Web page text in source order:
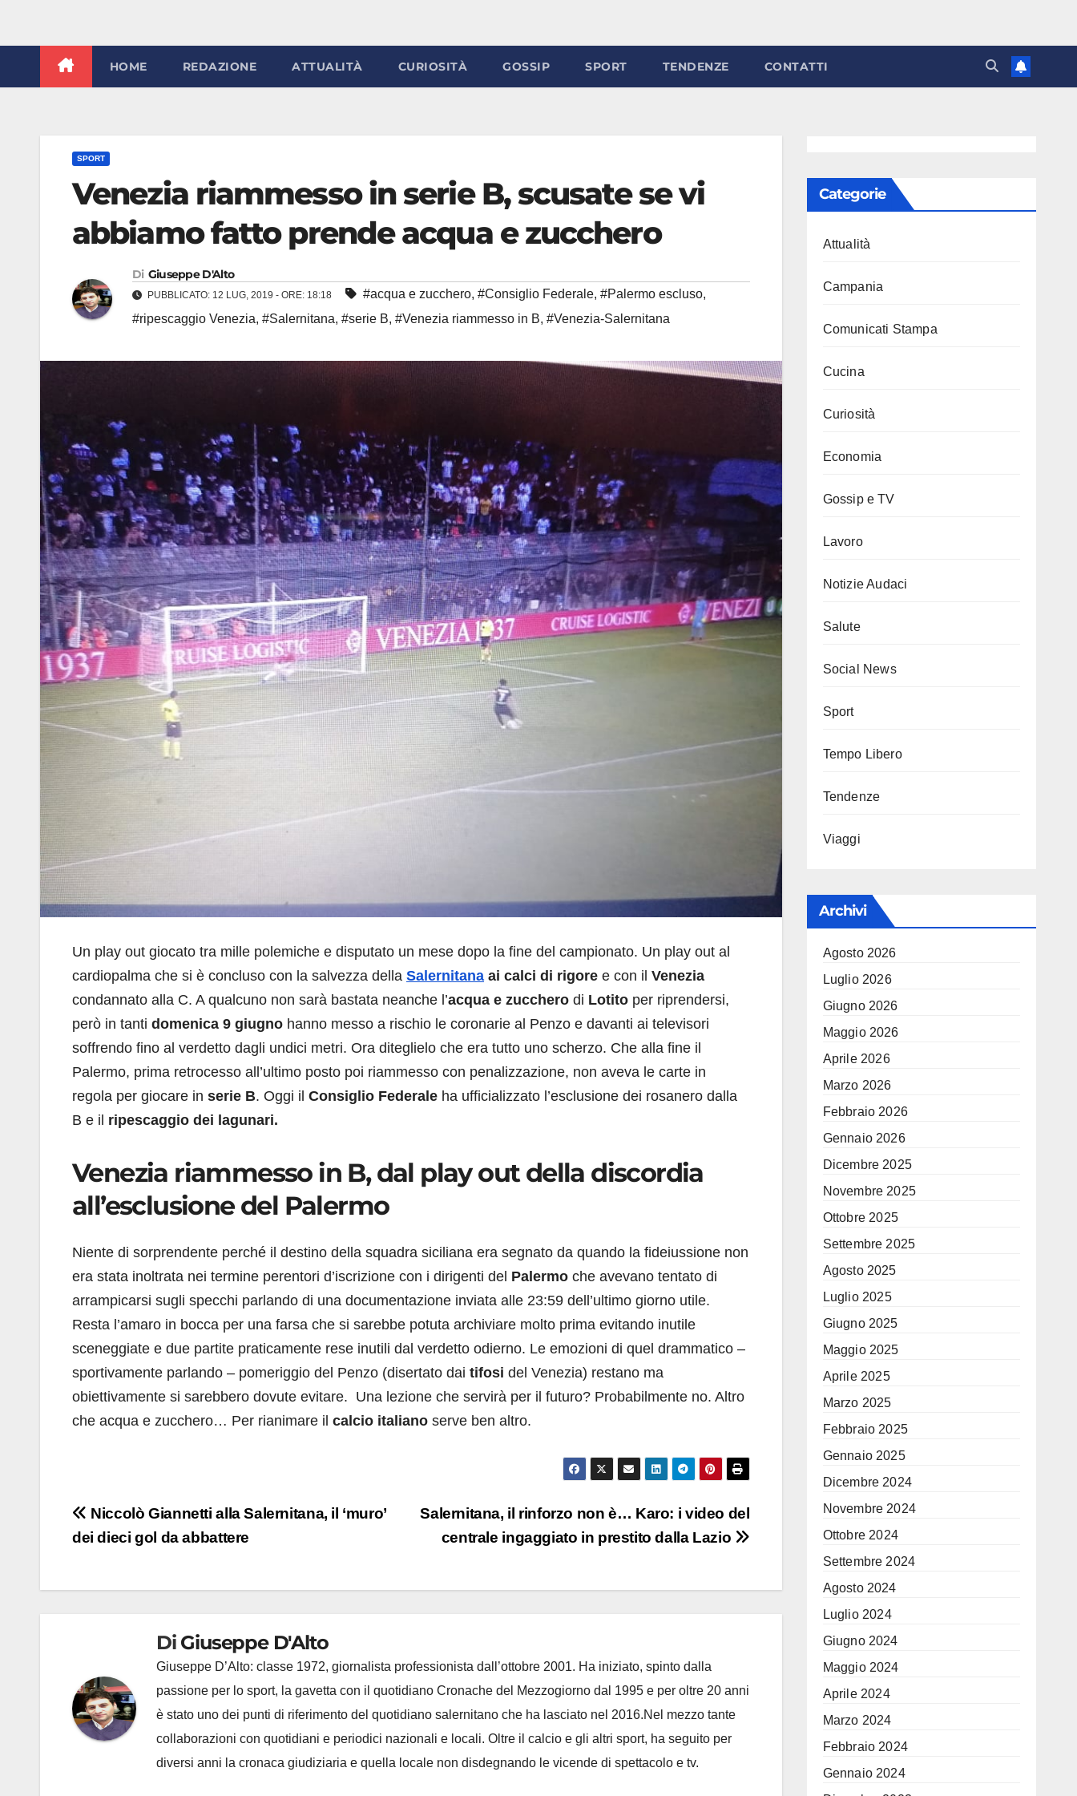
HOME REDAZIONE ATTUALITÀ CURIOSITÀ GOSSIP SPORT TENDENZE CONTATTI
SPORT
Venezia riammesso in serie B, scusate se vi
abbiamo fatto prende acqua e zucchero
Di Giuseppe D'Alto
PUBBLICATO: 12 LUG, 2019 - ORE: 18:18 #acqua e zucchero, #Consiglio Federale, #Palermo escluso,
#ripescaggio Venezia, #Salernitana, #serie B, #Venezia riammesso in B, #Venezia-Salernitana
Un play out giocato tra mille polemiche e disputato un mese dopo la fine del campionato. Un play out al
cardiopalma che si è concluso con la salvezza della Salernitana ai calci di rigore e con il Venezia
condannato alla C. A qualcuno non sarà bastata neanche l’acqua e zucchero di Lotito per riprendersi,
però in tanti domenica 9 giugno hanno messo a rischio le coronarie al Penzo e davanti ai televisori
soffrendo fino al verdetto dagli undici metri. Ora diteglielo che era tutto uno scherzo. Che alla fine il
Palermo, prima retrocesso all’ultimo posto poi riammesso con penalizzazione, non aveva le carte in
regola per giocare in serie B. Oggi il Consiglio Federale ha ufficializzato l’esclusione dei rosanero dalla
B e il ripescaggio dei lagunari.
Venezia riammesso in B, dal play out della discordia
all’esclusione del Palermo
Niente di sorprendente perché il destino della squadra siciliana era segnato da quando la fideiussione non
era stata inoltrata nei termine perentori d’iscrizione con i dirigenti del Palermo che avevano tentato di
arrampicarsi sugli specchi parlando di una documentazione inviata alle 23:59 dell’ultimo giorno utile.
Resta l’amaro in bocca per una farsa che si sarebbe potuta archiviare molto prima evitando inutile
sceneggiate e due partite praticamente rese inutili dal verdetto odierno. Le emozioni di quel drammatico –
sportivamente parlando – pomeriggio del Penzo (disertato dai tifosi del Venezia) restano ma
obiettivamente si sarebbero dovute evitare. Una lezione che servirà per il futuro? Probabilmente no. Altro
che acqua e zucchero… Per rianimare il calcio italiano serve ben altro.
Navigazione
articoli
Salernitana, il rinforzo non è… Karo: i video del
centrale ingaggiato in prestito dalla Lazio
Niccolò Giannetti alla Salernitana, il ‘muro’
dei dieci gol da abbattere
Di Giuseppe D'Alto
Giuseppe D’Alto: classe 1972, giornalista professionista dall’ottobre 2001. Ha iniziato, spinto dalla
passione per lo sport, la gavetta con il quotidiano Cronache del Mezzogiorno dal 1995 e per oltre 20 anni
è stato uno dei punti di riferimento del quotidiano salernitano che ha lasciato nel 2016.Nel mezzo tante
collaborazioni con quotidiani e periodici nazionali e locali. Oltre il calcio e gli altri sport, ha seguito per
diversi anni la cronaca giudiziaria e quella locale non disdegnando le vicende di spettacolo e tv.
Categorie
Attualità
Campania
Comunicati Stampa
Cucina
Curiosità
Economia
Gossip e TV
Lavoro
Notizie Audaci
Salute
Social News
Sport
Tempo Libero
Tendenze
Viaggi
Archivi
Agosto 2026
Luglio 2026
Giugno 2026
Maggio 2026
Aprile 2026
Marzo 2026
Febbraio 2026
Gennaio 2026
Dicembre 2025
Novembre 2025
Ottobre 2025
Settembre 2025
Agosto 2025
Luglio 2025
Giugno 2025
Maggio 2025
Aprile 2025
Marzo 2025
Febbraio 2025
Gennaio 2025
Dicembre 2024
Novembre 2024
Ottobre 2024
Settembre 2024
Agosto 2024
Luglio 2024
Giugno 2024
Maggio 2024
Aprile 2024
Marzo 2024
Febbraio 2024
Gennaio 2024